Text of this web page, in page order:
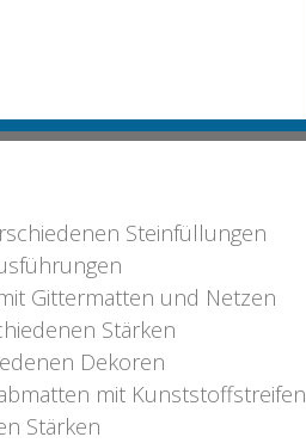
Steinfüllungen
Gittermatten und Netzen
Stärken
Dekoren
mit Kunststoffstreifen
Stärken